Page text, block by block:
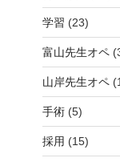
学習 (23)
富山先生オペ
山岸先生オペ
手術(5)
採用 (15)